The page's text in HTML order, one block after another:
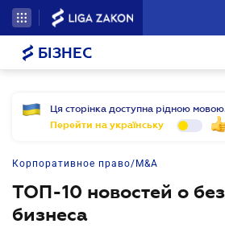
БІЗНЕС
Ця сторінка доступна рідною
Перейти на українську
Корпоративное право/M&A
ТОП-10 новостей о
бизнеса